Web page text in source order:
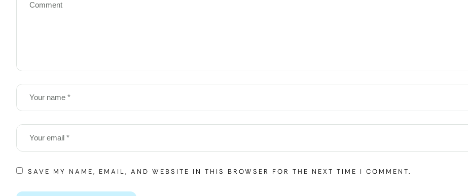
SAVE MY NAME, EMAIL, AND WEBSITE IN THIS BROWSER FOR THE NEXT TIME I COMMENT.